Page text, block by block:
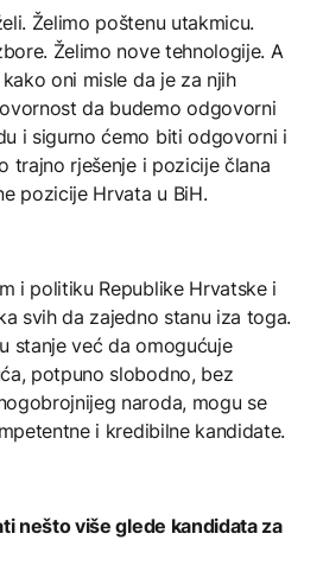
Želimo poštenu utakmicu.
Želimo nove tehnologije. A
oni misle da je za njih
da budemo odgovorni
i sigurno ćemo biti odgovorni i
trajno rješenje i pozicije člana
pozicije Hrvata u BiH.
i politiku Republike Hrvatske i
svih da zajedno stanu iza toga.
stanje već da omogućuje
potpuno slobodno, bez
naroda, mogu se
i kredibilne kandidate.
nešto više glede kandidata za